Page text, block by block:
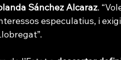
Sánchez Alcaraz.
especulatius, i